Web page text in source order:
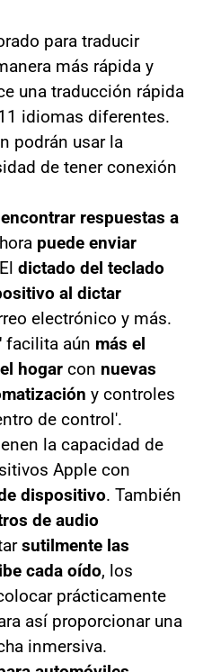
para traducir
más rápida y
una traducción rápida
idiomas diferentes.
podrán usar la
de tener conexión
encontrar respuestas a
puede enviar
dictado del teclado
al dictar
electrónico y más.
facilita aún más el
hogar con nuevas
y controles
de control'.
la capacidad de
Apple con
dispositivo. También
de audio
sutilmente las
cada oído, los
prácticamente
así proporcionar una
inmersiva.